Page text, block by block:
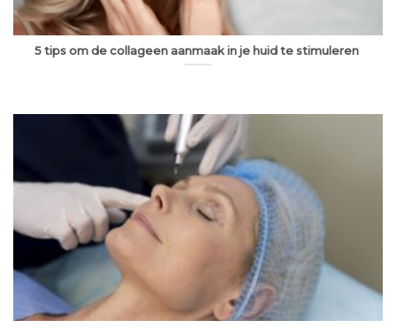
5 tips om de collageen aanmaak in je huid te stimuleren